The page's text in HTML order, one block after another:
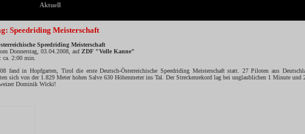
Aktuell
Speedriding Meisterschaft
Speedriding Meisterschaft
Donnerstag, 03.04.2008, aufZDF "Volle Kanne"
ca. 2:00 min.
fand in Hopfgarten, Tirol die erste Deutsch-Österreichische Speedriding Meisterschaft statt. 27 Piloten aus
sich von der 1.829 Meter hohen Salve 630 Höhenmeter ins Tal. Der Streckenrekord lag bei unglaublichen 1 Minute und
Dominik Wicki!